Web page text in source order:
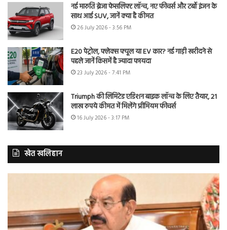
नई मारुति ब्रेजा फेसलिफ्ट लॉन्च, नए फीचर्स और टर्बो इंजन के
साथ आई SUV, जानें क्या है कीमत
26 July 2026 - 3:56 PM
E20 पेट्रोल, फ्लेक्स फ्यूल या EV कार? नई गाड़ी खरीदने से
पहले जानें किसमें है ज्यादा फायदा
23 July 2026 - 7:41 PM
Triumph की लिमिटेड एडिशन बाइक लॉन्च के लिए तैयार, 21
लाख रुपये कीमत में मिलेंगे प्रीमियम फीचर्स
16 July 2026 - 3:17 PM
खेत खलिहान